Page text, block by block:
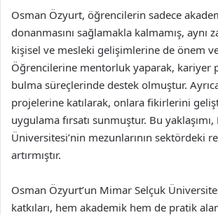
Osman Özyurt, öğrencilerin sadece
donanmasını sağlamakla kalmamış, aynı
kişisel ve mesleki gelişimlerine de önem
Öğrencilerine mentorluk yaparak, kariyer
bulma süreçlerinde destek olmuştur.
projelerine katılarak, onlara fikirlerini
uygulama fırsatı sunmuştur. Bu
Üniversitesi’nin mezunlarının sektördeki
artırmıştır.
Osman Özyurt’un Mimar Selçuk
katkıları, hem akademik hem de pratik